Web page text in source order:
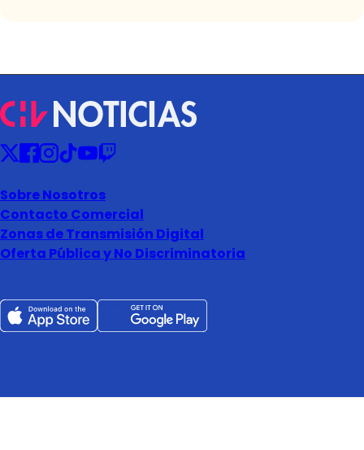
Sobre Nosotros
Contacto Comercial
Zonas de Transmisión Digital
Oferta Pública y No Discriminatoria